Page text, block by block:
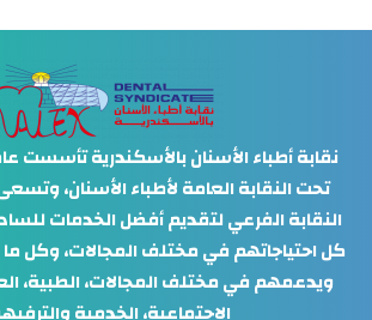
تحت النقابة العامة لأطباء الأسنان،
النقابة الفرعي لتقديم أفضل الخدمات
كل احتياجاتهم في مختلف المجالات، وكل
ويدعمهم في مختلف المجالات، الطبية،
الاجتماعية، الخدمية